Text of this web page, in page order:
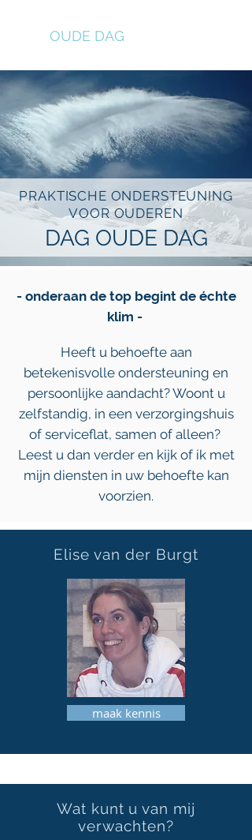
OUDE DAG
PRAKTISCHE ONDERSTEUNING
VOOR OUDEREN
DAG OUDE DAG
- onderaan de top begint de échte
klim -
Heeft u behoefte aan
betekenisvolle ondersteuning en
persoonlijke aandacht? Woont u
zelfstandig, in een verzorgingshuis
of serviceflat, samen of alleen?
Leest u dan verder en kijk of ik met
mijn diensten in uw behoefte kan
voorzien.
Elise van der Burgt
maak kennis
Wat kunt u van mij
verwachten?